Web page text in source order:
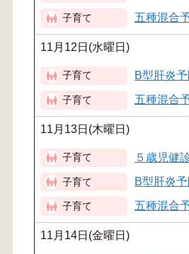
五種混合
11月12日(水曜日)
B型肝炎
五種混合
11月13日(木曜日)
５歳児健
B型肝炎
五種混合
11月14日(金曜日)